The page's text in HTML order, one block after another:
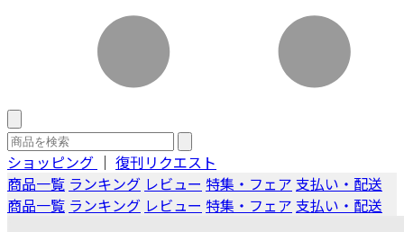
ショッピング ｜ 復刊リクエスト
商品一覧 ランキング レビュー 特集・フェア 支払い・配送
商品一覧 ランキング レビュー 特集・フェア 支払い・配送